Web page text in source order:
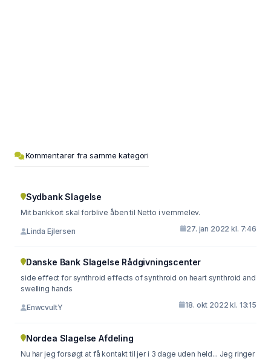
Kommentarer fra samme kategori
Sydbank Slagelse
Mit bankkort skal forblive åben til Netto i vemmelev.
Linda Ejlersen 27. jan 2022 kl. 7:46
Danske Bank Slagelse Rådgivningscenter
side effect for synthroid effects of synthroid on heart synthroid and
swelling hands
EnwcvultY 18. okt 2022 kl. 13:15
Nordea Slagelse Afdeling
Nu har jeg forsøgt at få kontakt til jer i 3 dage uden held... Jeg ringer